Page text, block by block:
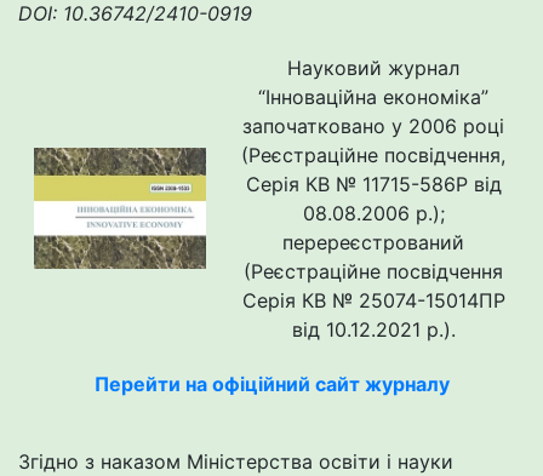
DOI: 10.36742/2410-0919
Науковий журнал
“Інноваційна економіка”
започатковано у 2006 році
(Реєстраційне посвідчення,
Серія КВ № 11715-586Р від
08.08.2006 р.);
перереєстрований
(Реєстраційне посвідчення
Серія КВ № 25074-15014ПР
від 10.12.2021 р.).
Перейти на офіційний сайт журналу
Згідно з наказом Міністерства освіти і науки